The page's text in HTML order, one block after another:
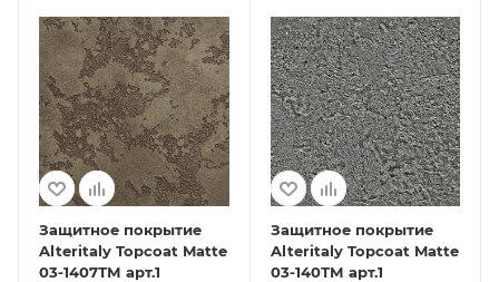
Защитное покрытие
Alteritaly Topcoat Matte
03-1407ТМ арт.1
Защитное покрытие
Alteritaly Topcoat Matte
03-140ТМ арт.1